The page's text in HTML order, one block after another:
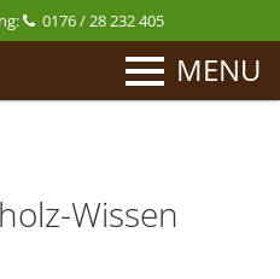
0176 / 28 232 405
MENU
Wissen